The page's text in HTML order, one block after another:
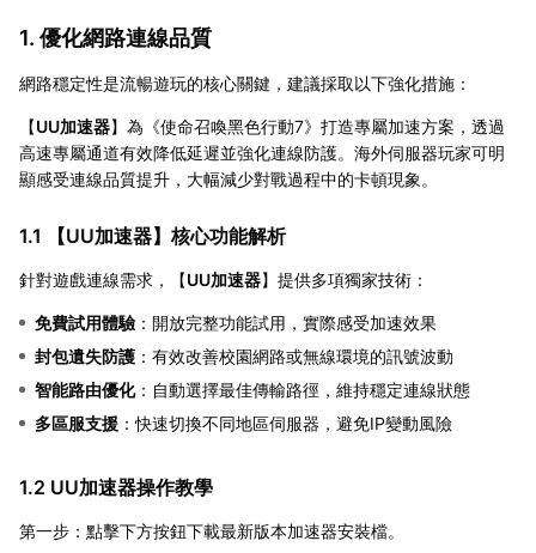
1. 優化網路連線品質
網路穩定性是流暢遊玩的核心關鍵，建議採取以下強化措施：
【UU加速器】為《使命召喚黑色行動7》打造專屬加速方案，透過
高速專屬通道有效降低延遲並強化連線防護。海外伺服器玩家可明
顯感受連線品質提升，大幅減少對戰過程中的卡頓現象。
1.1 【UU加速器】核心功能解析
針對遊戲連線需求，【UU加速器】提供多項獨家技術：
免費試用體驗 ：開放完整功能試用，實際感受加速效果
封包遺失防護 ：有效改善校園網路或無線環境的訊號波動
智能路由優化：自動選擇最佳傳輸路徑，維持穩定連線狀態
多區服支援 ：快速切換不同地區伺服器，避免IP變動風險
1.2 UU加速器操作教學
第一步：點擊下方按鈕下載最新版本加速器安裝檔。